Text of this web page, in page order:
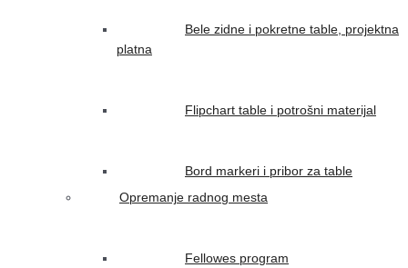
Bele zidne i pokretne table, projektna
platna
Flipchart table i potrošni materijal
Bord markeri i pribor za table
Opremanje radnog mesta
Fellowes program